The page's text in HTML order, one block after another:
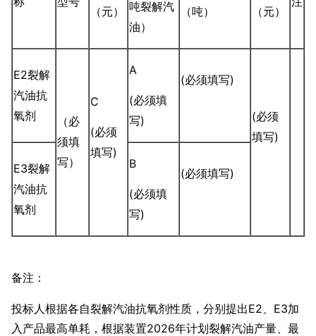
（元）
吨裂解汽
油）
（吨）
（元）
E2裂解
汽油抗
氧剂
（必
须填
写）
C
(必须
填写)
A
(必须填
写)
(必须填写)
(必须
填写)
E3裂解
汽油抗
氧剂
B
(必须填
写)
(必须填写)
备注：
投标人根据各自裂解汽油抗氧剂性质，分别提出E2、E3加
入产品最高单耗，根据装置2026年计划裂解汽油产量、最